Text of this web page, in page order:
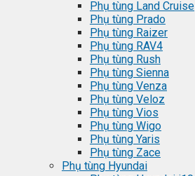
Phụ tùng Land Cruise
Phụ tùng Prado
Phụ tùng Raizer
Phụ tùng RAV4
Phụ tùng Rush
Phụ tùng Sienna
Phụ tùng Venza
Phụ tùng Veloz
Phụ tùng Vios
Phụ tùng Wigo
Phụ tùng Yaris
Phụ tùng Zace
Phụ tùng Hyundai